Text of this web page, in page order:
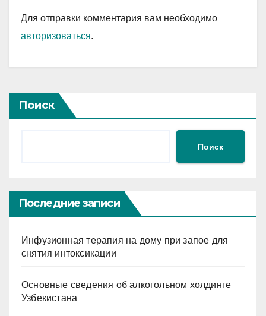
Для отправки комментария вам необходимо
авторизоваться.
Поиск
Поиск
Последние записи
Инфузионная терапия на дому при запое для
снятия интоксикации
Основные сведения об алкогольном холдинге
Узбекистана